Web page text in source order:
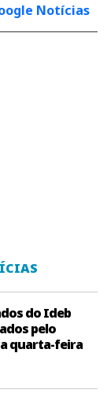
Notícias
do Ideb
pelo
quarta-feira